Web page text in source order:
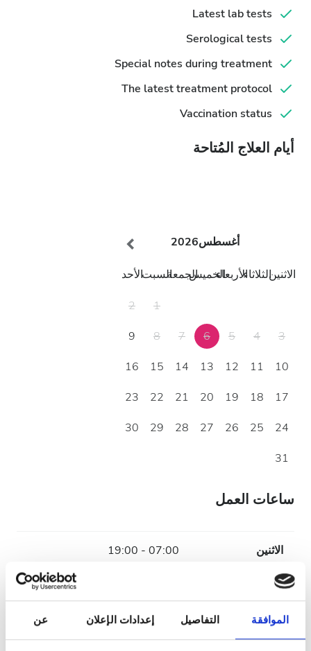
الموافقة التفاصيل إعدادات الإعلان عن
Latest lab tests
Serological tests
Special notes during treatment
The latest treatment protocol
Vaccination status
أيام العلاج المُتاحة
أغسطس2026
الاثنينالثلاثاءالأربعاءالخميسالجمعةالسبتالأحد
1
2
3
4
5
6
7
8
9
10
11
12
13
14
15
16
17
18
19
20
21
22
23
24
25
26
27
28
29
30
31
ساعات العمل
الاثنين 07:00 - 19:00
الثلاثاء
الأربعاء 07:00 - 19:00